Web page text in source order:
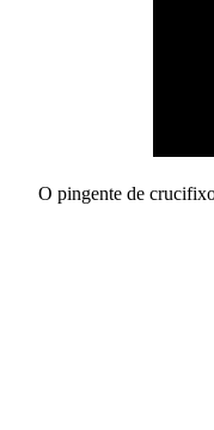
O pingente de